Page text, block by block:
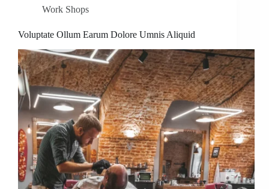
Work Shops
Voluptate Ollum Earum Dolore Umnis Aliquid